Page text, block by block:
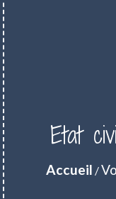
Etat
Accueil /